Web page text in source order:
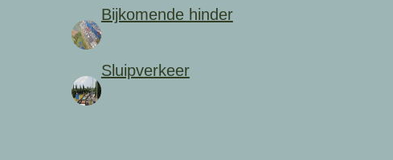
Bijkomende hinder
Sluipverkeer